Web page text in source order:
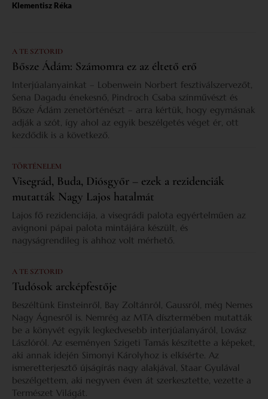
Klementisz Réka
A TE SZTORID
Bősze Ádám: Számomra ez az éltető erő
Interjúalanyainkat – Lobenwein Norbert fesztiválszervezőt,
Sena Dagadu énekesnő, Pindroch Csaba színművészt és
Bősze Ádám zenetörténészt – arra kértük, hogy egymásnak
adják a szót, így ahol az egyik beszélgetés véget ér, ott
kezdődik is a következő.
TÖRTÉNELEM
Visegrád, Buda, Diósgyőr – ezek a rezidenciák
mutatták Nagy Lajos hatalmát
Lajos fő rezidenciája, a visegrádi palota egyértelműen az
avignoni pápai palota mintájára készült, és
nagyságrendileg is ahhoz volt mérhető.
A TE SZTORID
Tudósok arcképfestője
Beszéltünk Einsteinről, Bay Zoltánról, Gaussról, még Nemes
Nagy Ágnesről is. Nemrég az MTA dísztermében mutatták
be a könyvét egyik legkedvesebb interjúalanyáról, Lovász
Lászlóról. Az eseményen Szigeti Tamás készítette a képeket,
aki annak idején Simonyi Károlyhoz is elkísérte. Az
ismeretterjesztő újságírás nagy alakjával, Staar Gyulával
beszélgettem, aki negyven éven át szerkesztette, vezette a
Természet Világát.